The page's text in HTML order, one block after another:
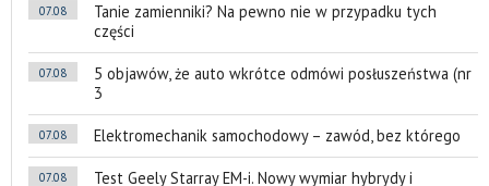
07.08
Tanie zamienniki? Na pewno nie w przypadku tych
części
07.08
5 objawów, że auto wkrótce odmówi posłuszeństwa (nr
3
07.08 Elektromechanik samochodowy – zawód, bez którego
07.08
Test Geely Starray EM-i. Nowy wymiar hybrydy i